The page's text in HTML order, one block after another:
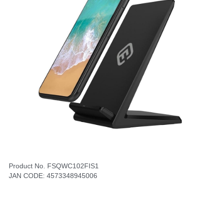
Product No. FSQWC102FIS1
JAN CODE: 4573348945006